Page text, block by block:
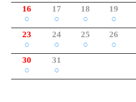
16
○
17
○
18
○
19
○
23
○
24
○
25
○
26
○
30
○
31
○